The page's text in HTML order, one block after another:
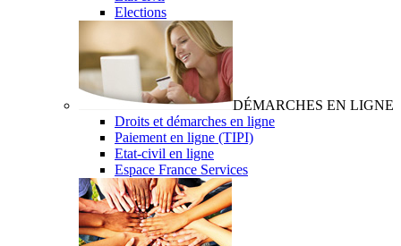
Elections
DÉMARCHES EN LIGNE
Droits et démarches en ligne
Paiement en ligne (TIPI)
Etat-civil en ligne
Espace France Services